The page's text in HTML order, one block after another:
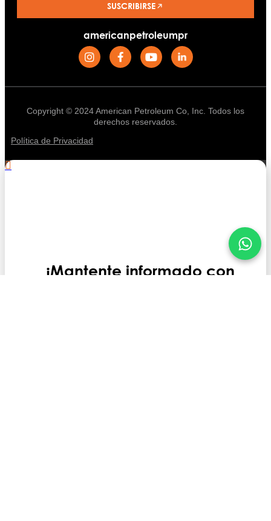
SUSCRIBIRSE
americanpetroleumpr
Copyright © 2024 American Petroleum Co, Inc. Todos los
derechos reservados.
Política de Privacidad
¡Mantente informado con